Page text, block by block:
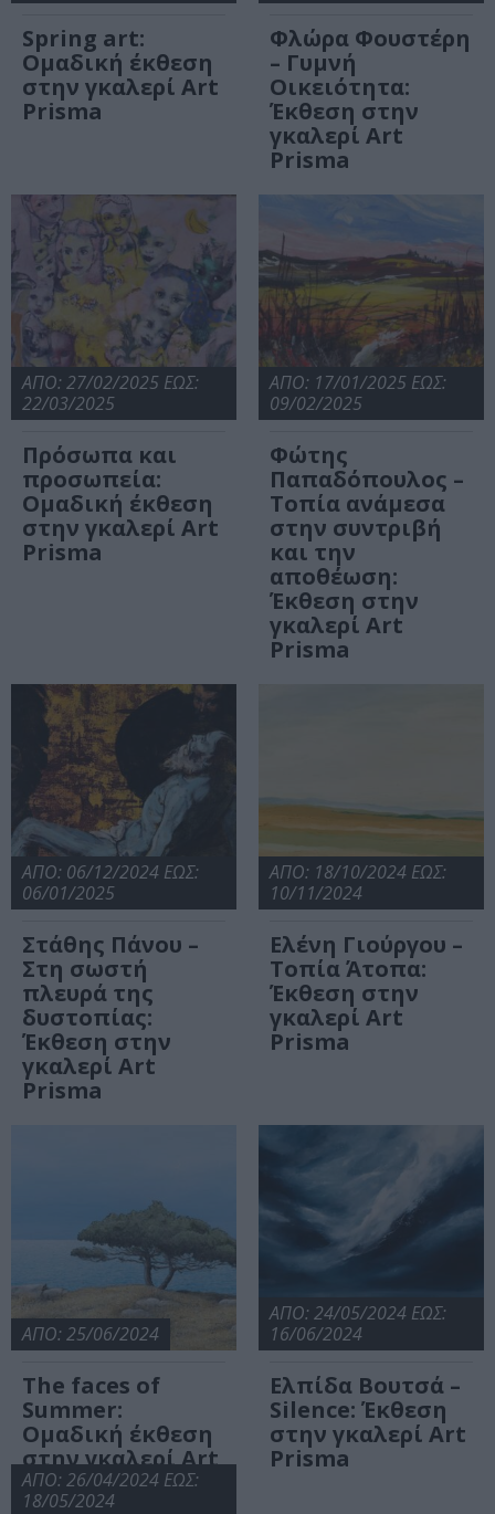
Spring art:
Ομαδική έκθεση
στην γκαλερί Art
Prisma
Φλώρα Φουστέρη
– Γυμνή
Οικειότητα:
Έκθεση στην
γκαλερί Art
Prisma
ΑΠΟ: 27/02/2025 ΕΩΣ:
22/03/2025
Πρόσωπα και
προσωπεία:
Ομαδική έκθεση
στην γκαλερί Art
Prisma
ΑΠΟ: 17/01/2025 ΕΩΣ:
09/02/2025
Φώτης
Παπαδόπουλος –
Τοπία ανάμεσα
στην συντριβή
και την
αποθέωση:
Έκθεση στην
γκαλερί Art
Prisma
ΑΠΟ: 06/12/2024 ΕΩΣ:
06/01/2025
Στάθης Πάνου –
Στη σωστή
πλευρά της
δυστοπίας:
Έκθεση στην
γκαλερί Art
Prisma
ΑΠΟ: 18/10/2024 ΕΩΣ:
10/11/2024
Ελένη Γιούργου –
Τοπία Άτοπα:
Έκθεση στην
γκαλερί Art
Prisma
ΑΠΟ: 25/06/2024
The faces of
Summer:
Ομαδική έκθεση
στην γκαλερί Art
Prisma
ΑΠΟ: 24/05/2024 ΕΩΣ:
16/06/2024
Ελπίδα Βουτσά –
Silence: Έκθεση
στην γκαλερί Art
Prisma
ΑΠΟ: 26/04/2024 ΕΩΣ:
18/05/2024